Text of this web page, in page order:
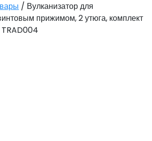
/ Вулканизатор для
прижимом, 2 утюга, комплект
TRAD004